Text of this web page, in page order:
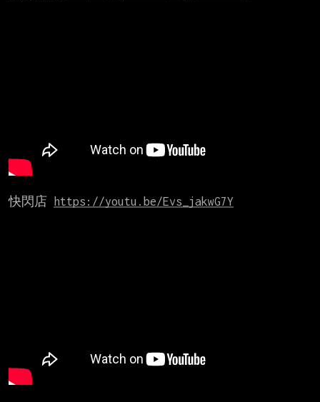
快閃店 https://youtu.be/Evs_jakwG7Y